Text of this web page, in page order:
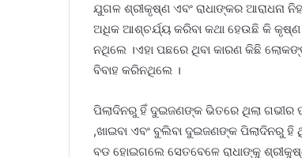
ଯୁଗଳ ଶ୍ରୀକୃଷ୍ଣ ଏବଂ ରାଧାଙ୍କର ଆରାଧନା
ଅଧିକ ଆଶ୍ଚର୍ଯ୍ୟ କରିବା କଥା ହେଉଛି କି କୃଷ୍ଣ
ନଥିଲେ ।ଏହା ପଛରେ ଥିବା କାରଣ କିଛି
ବିବାହ କରିନଥିଲେ ।
ପିଲାଦିନରୁ ହିଁ ଦୁଇଜଣଙ୍କ ଭିତରେ ଥିଲା ଗଭୀର
,ଖାଇବା ଏବଂ ବୁଲିବା ଦୁଇଜଣଙ୍କ ପିଲାଦିନରୁ
ବଡ ହୋଇଗଲେ ସେତବେଳେ ରାଧାଙ୍କୁ